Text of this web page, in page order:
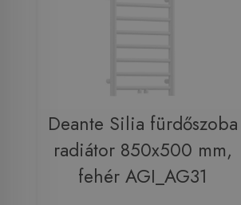
Deante Silia fürdőszoba
radiátor 850x500 mm,
fehér AGI_AG31